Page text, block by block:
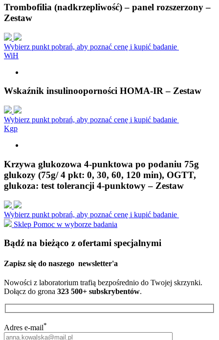
Trombofilia (nadkrzepliwość) – panel rozszerzony –
Zestaw
Wybierz punkt pobrań, aby poznać cenę i kupić badanie
WiH
Wskaźnik insulinooporności HOMA-IR – Zestaw
Wybierz punkt pobrań, aby poznać cenę i kupić badanie
Kgp
Krzywa glukozowa 4-punktowa po podaniu 75g
glukozy (75g/ 4 pkt: 0, 30, 60, 120 min), OGTT,
glukoza: test tolerancji 4-punktowy – Zestaw
Wybierz punkt pobrań, aby poznać cenę i kupić badanie
Sklep Pomoc w wyborze badania
Bądź na bieżąco z ofertami specjalnymi
Zapisz się do naszego newsletter'a
Nowości z laboratorium trafią bezpośrednio do Twojej skrzynki.
Dołącz do grona 323 500+ subskrybentów.
Adres e-mail*